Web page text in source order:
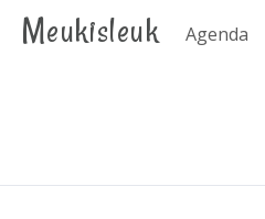
Meukisleuk Agenda